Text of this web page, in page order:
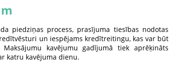
piedziņas process, prasījuma tiesības nodotas
un iespējams kredītreitingu, kas var būt
kavējumu gadījumā tiek aprēķināts
katru kavējuma dienu.